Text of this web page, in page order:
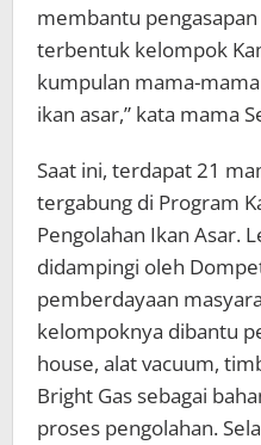
membantu
terbentuk kelompok
kumpulan mama-
ikan asar,” kata mama
Saat ini, terdapat 21
tergabung di Program
Pengolahan Ikan Asar.
didampingi oleh
pemberdayaan
kelompoknya dibantu
house, alat vacuum,
Bright Gas sebagai
proses pengolahan.